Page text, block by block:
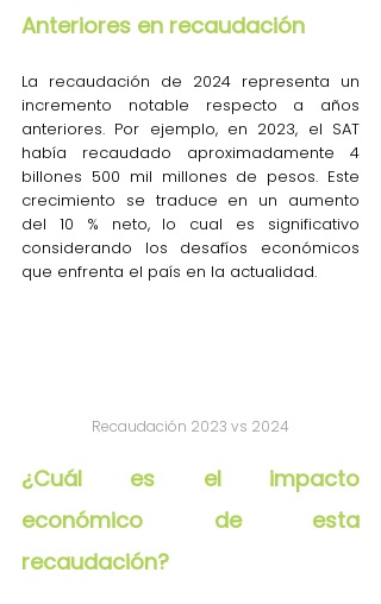
Anteriores en recaudación
La recaudación de 2024 representa un
incremento notable respecto a años
anteriores. Por ejemplo, en 2023, el SAT
había recaudado aproximadamente 4
billones 500 mil millones de pesos. Este
crecimiento se traduce en un aumento
del 10 % neto, lo cual es significativo
considerando los desafíos económicos
que enfrenta el país en la actualidad.
Recaudación 2023 vs 2024
¿Cuál es el impacto
económico de esta
recaudación?